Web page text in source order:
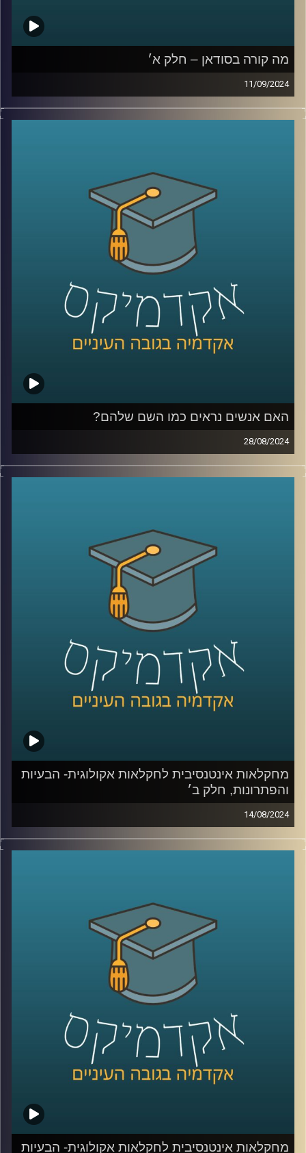
מה קורה בסודאן – חלק א׳
11/09/2024
אחרי שנים של מלחמות פנימיות עקובות מדם בסודאן, ועם
נפילתו של הדיקטטור קולונל עומר אל בשיר, ששלט במדינה
הבכירים יוביל אותה בדרכה החדשה, הציתה שוב קרבות קשים
שקורעים את המדינה המפולגת מבפנים
אז למה כולם לאחרונה מדברים על סודאן ואיך זה קשור
כדי לשפוך אור על המצב בסודאן הצטרף אלינו ד"ר חיים קורן,
בית ספר לאודר לממשל, דיפלומטיה ואסטרטגיה, אוניברסיטת
לשעבר שגריר ישראל הראשון לדרום סודאן ומצרים.
קרדיט תמונות:AudioVersity
האם אנשים נראים כמו השם שלהם?
28/08/2024
מה משפיע עלינו יותר? הסביבה או התורשה?
מדובר בויכוח עתיק למדי עם המון דעות ומחקרים לכאן ולכאן.
שהיא יכולה לשנות אפילו את מראה הפנים שלנו.
אז על זה ועוד תדבר איתנו היום ד״ר יונת צוובנר, בית ספר
אריסון למנהל עסקים, אוניברסיטת רייכמן.
AudioVersity
מחקלאות אינטנסיבית לחקלאות אקולוגית- הבעיות
והפתרונות, חלק ב׳
14/08/2024
בפרק הקודם דיברנו בעיקר על הבעיות שבחקלאות
האינטנסיבית, דיברנו על דישון, הדברה ואיך כל זה פוגע במאזן
דינאמית, אורגנית, פוליקולטורית ועוד)
נדבר גם על הנדסה גנטית ומה זה אומר
נעמיק באיך פותרים את הבעיה, איכות המים, השקיה והאם
המעבר לחקלאות אקולוגית תצליח להאכיל את העולם עד
חלק ב׳ עם ד"ר קרני לוטן מרקוס מבית הספר לקיימות
באוניברסיטת רייכמן, חוקרת מערכות לגידול מזון
קרדיט תמונות:AudioVersity
מחקלאות אינטנסיבית לחקלאות אקולוגית- הבעיות